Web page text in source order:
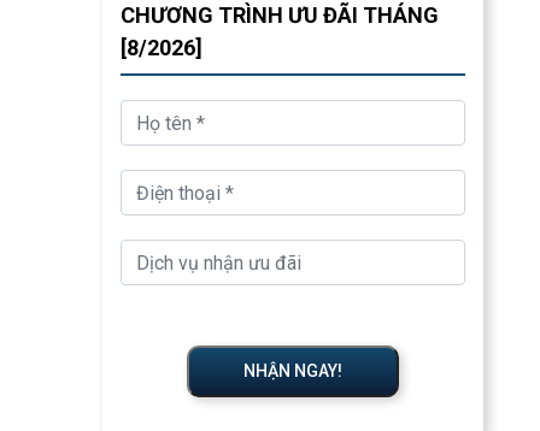
CHƯƠNG TRÌNH ƯU ĐÃI THÁNG
[8/2026]
NHẬN NGAY!